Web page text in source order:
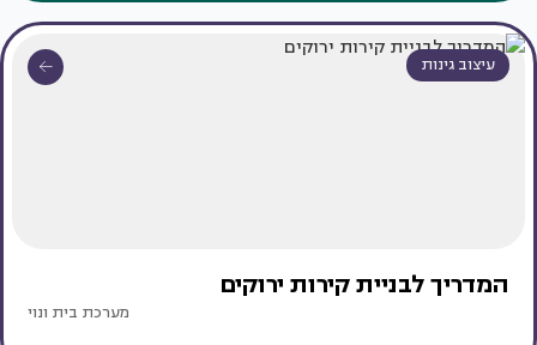
עיצוב גינות
המדריך לבניית קירות ירוקים
מערכת בית ונוי